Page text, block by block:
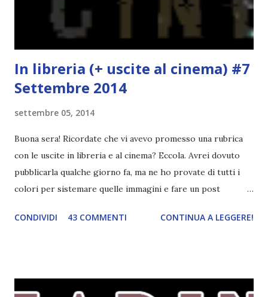
In libreria (+ uscite al cinema) #7
Settembre 2014
settembre 05, 2014
Buona sera! Ricordate che vi avevo promesso una rubrica
con le uscite in libreria e al cinema? Eccola. Avrei dovuto
pubblicarla qualche giorno fa, ma ne ho provate di tutti i
colori per sistemare quelle immagini e fare un post
leggere la trama cliccate sulla copertina. Vi ho segnalato
riguarda i suoi romanzi thriller. Per il momento sono
CONDIVIDI 43 COMMENTI CONTINUA A LEGGERE!